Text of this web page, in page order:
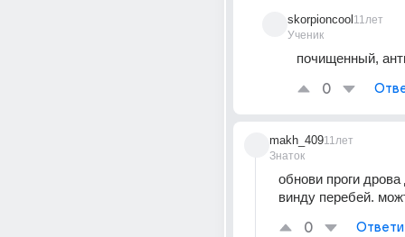
skorpioncool
Ученик
11лет
почищенный,
0
makh_409
Знаток
11лет
обнови проги
винду перебей.
0